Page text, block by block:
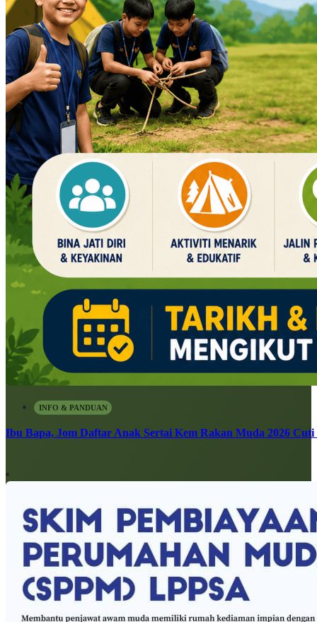
INFO & PANDUAN
Ibu Bapa, Jom Daftar Anak Sertai Kem Rakan Muda 2026